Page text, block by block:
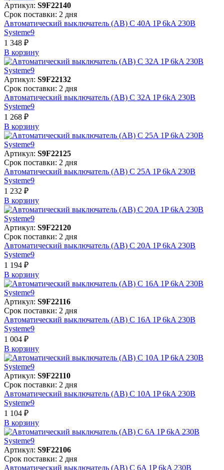
Артикул: S9F22140
Срок поставки: 2 дня
Автоматический выключатель (АВ) C 40A 1P 6kA 230В
Systeme9
1 348 ₽
В корзинy
Артикул: S9F22132
Срок поставки: 2 дня
Автоматический выключатель (АВ) C 32A 1P 6kA 230В
Systeme9
1 268 ₽
В корзинy
Артикул: S9F22125
Срок поставки: 2 дня
Автоматический выключатель (АВ) C 25A 1P 6kA 230В
Systeme9
1 232 ₽
В корзинy
Артикул: S9F22120
Срок поставки: 2 дня
Автоматический выключатель (АВ) C 20A 1P 6kA 230В
Systeme9
1 194 ₽
В корзинy
Артикул: S9F22116
Срок поставки: 2 дня
Автоматический выключатель (АВ) C 16A 1P 6kA 230В
Systeme9
1 004 ₽
В корзинy
Артикул: S9F22110
Срок поставки: 2 дня
Автоматический выключатель (АВ) C 10A 1P 6kA 230В
Systeme9
1 104 ₽
В корзинy
Артикул: S9F22106
Срок поставки: 2 дня
Автоматический выключатель (АВ) C 6A 1P 6kA 230В